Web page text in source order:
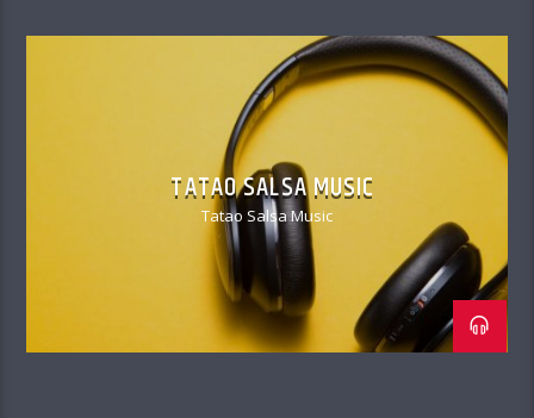
TATAO SALSA MUSIC
Tatao Salsa Music